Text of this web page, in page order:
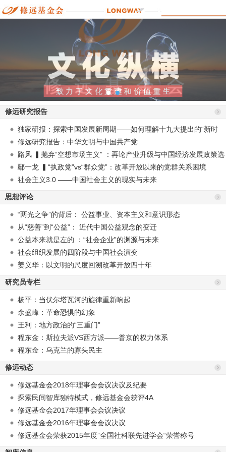
修远研究报告
独家研报：探索中国发展新周期——如何理解十九大提出的“新时
代”？
修远研究报告：中华文明与中国共产党
路风 ▍抛弃“空想市场主义” ：再论产业升级与中国经济发展政策选
择
鄢一龙 ▍“执政党”vs“群众党”：改革开放以来的党群关系困境
社会主义3.0 ——中国社会主义的现实与未来
思想评论
“两光之争”的背后： 公益事业、资本主义和意识形态
从“慈善”到“公益”： 近代中国公益观念的变迁
公益本来就是左的 ：“社会企业”的渊源与未来
社会组织发展的四阶段与中国社会演变
姜义华：以文明的尺度回溯改革开放四十年
研究员专栏
杨平：当伏尔塔瓦河的旋律重新响起
余盛峰：革命恐惧的幻象
王利：地方政治的“三重门”
程东金：斯拉夫派VS西方派——普京的权力体系
程东金：乌克兰的寡头民主
修远动态
修远基金会2018年理事会会议决议及纪要
探索民间智库独特模式，修远基金会获评4A
修远基金会2017年理事会会议决议
修远基金会2016年理事会会议决议
修远基金会荣获2015年度”全国社科联先进学会“荣誉称号